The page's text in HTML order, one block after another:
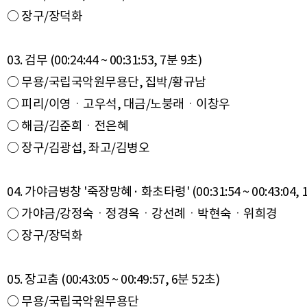
○ 장구/장덕화
03. 검무 (00:24:44 ~ 00:31:53, 7분 9초)
○ 무용/국립국악원무용단, 집박/황규남
○ 피리/이영ㆍ고우석, 대금/노붕래ㆍ이창우
○ 해금/김준희ㆍ전은혜
○ 장구/김광섭, 좌고/김병오
04. 가야금병창 '죽장망혜· 화초타령' (00:31:54 ~ 00:43:04,
○ 가야금/강정숙ㆍ정경옥ㆍ강선례ㆍ박현숙ㆍ위희경
○ 장구/장덕화
05. 장고춤 (00:43:05 ~ 00:49:57, 6분 52초)
○ 무용/국립국악원무용단